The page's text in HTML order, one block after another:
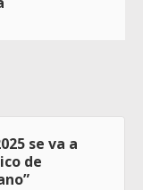
se va a
de